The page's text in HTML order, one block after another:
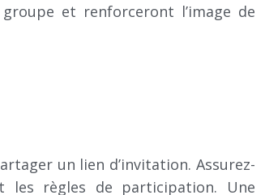
et renforceront l’image de
un lien d’invitation. Assurez-
les règles de participation. Une